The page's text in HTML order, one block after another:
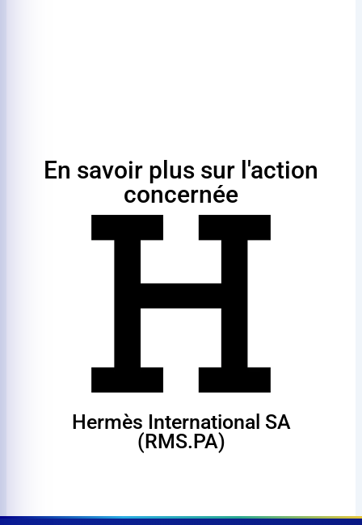
En savoir plus sur l'action
concernée
Hermès International SA
(RMS.PA)